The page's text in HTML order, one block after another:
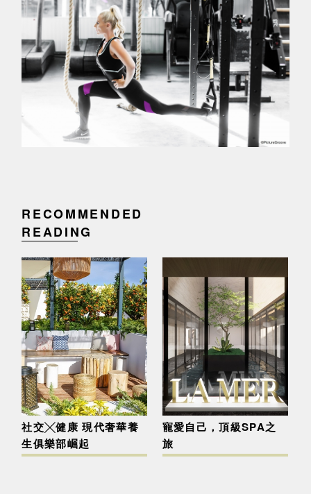
RECOMMENDED
READING
社交╳健康 現代奢華養
生俱樂部崛起
寵愛自己，頂級SPA之
旅